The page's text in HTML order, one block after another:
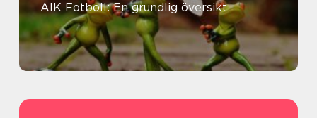
AIK Fotboll: En grundlig översikt